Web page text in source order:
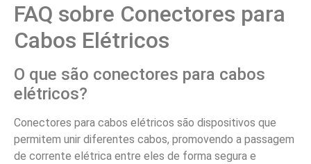
FAQ sobre Conectores para
Cabos Elétricos
O que são conectores para cabos
elétricos?
Conectores para cabos elétricos são dispositivos que
permitem unir diferentes cabos, promovendo a passagem
de corrente elétrica entre eles de forma segura e